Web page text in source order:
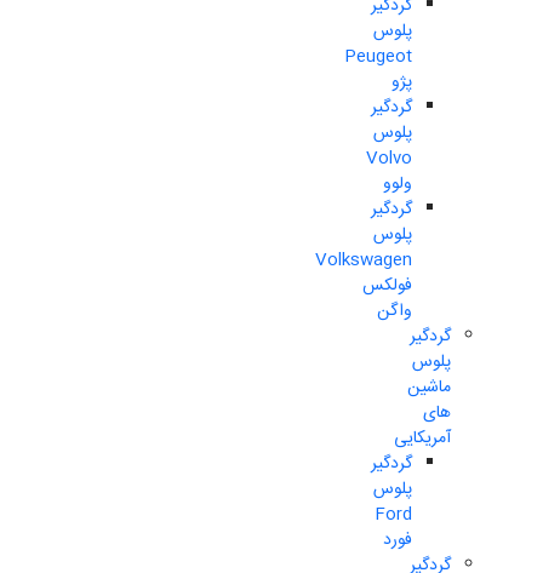
گردگیر
پلوس
Peugeot
پژو
گردگیر
پلوس
Volvo
ولوو
گردگیر
پلوس
Volkswagen
فولکس
واگن
گردگیر
پلوس
ماشین
های
آمریکایی
گردگیر
پلوس
Ford
فورد
گردگیر